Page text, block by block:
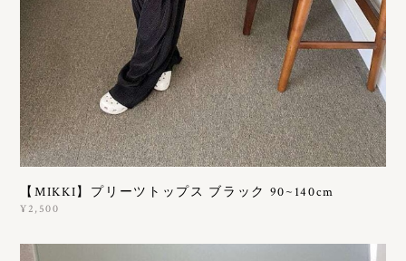
【MIKKI】プリーツトップス ブラック 90~140cm
¥2,500